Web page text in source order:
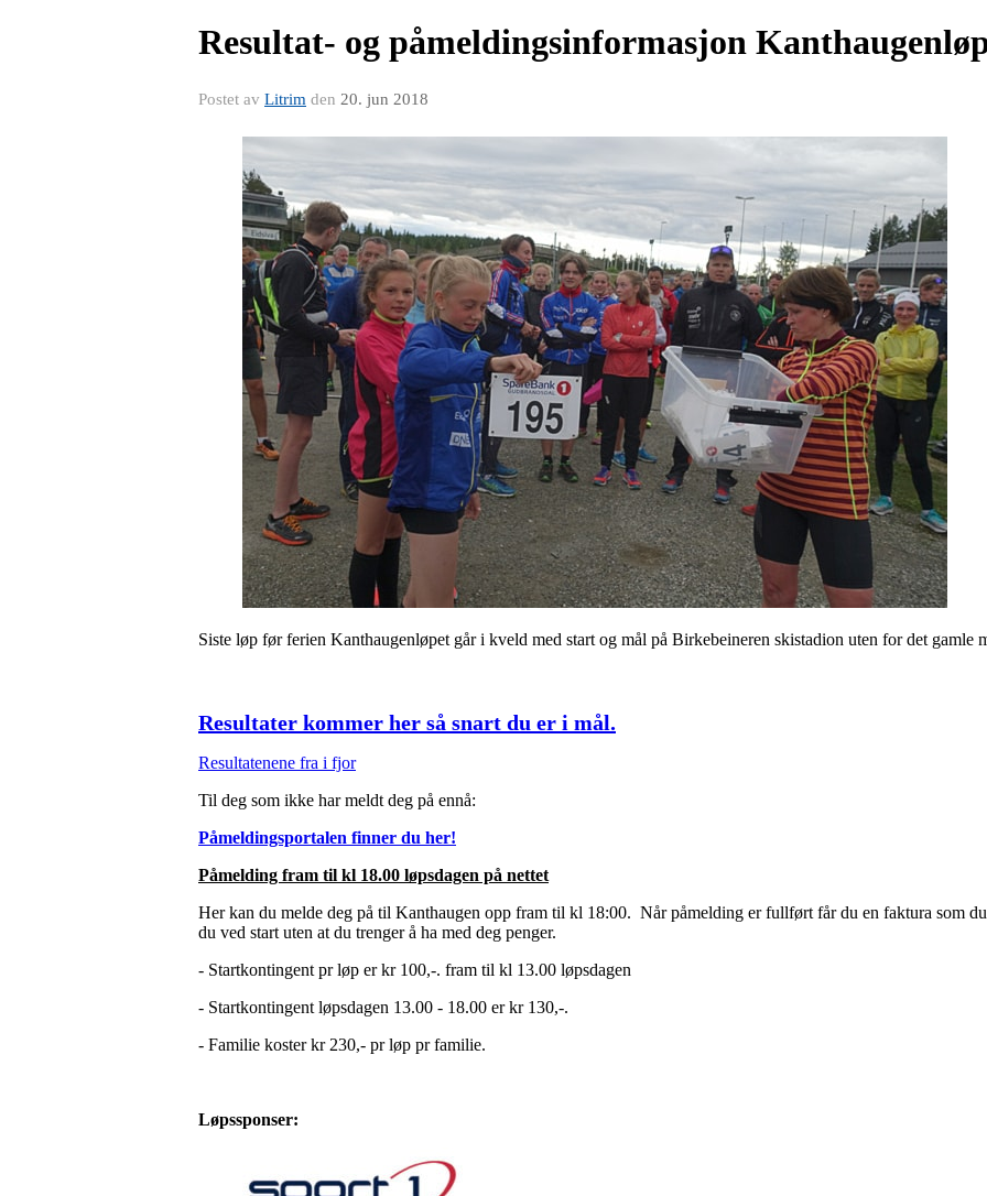
Resultat- og påmeldingsinformasjon
Postet av Litrim den 20. jun 2018
Siste løp før ferien Kanthaugenløpet går i kveld med start og mål på Birkebeineren skistadion uten for det gamle
Resultater kommer her så snart du er i mål.
Resultatenene fra i fjor
Til deg som ikke har meldt deg på ennå:
Påmeldingsportalen finner du her!
Påmelding fram til kl 18.00 løpsdagen på nettet
Her kan du melde deg på til Kanthaugen opp fram til kl 18:00. Når påmelding er fullført får du en faktura som
du ved start uten at du trenger å ha med deg penger.
- Startkontingent pr løp er kr 100,-. fram til kl 13.00 løpsdagen
- Startkontingent løpsdagen 13.00 - 18.00 er kr 130,-.
- Familie koster kr 230,- pr løp pr familie.
Løpssponser: